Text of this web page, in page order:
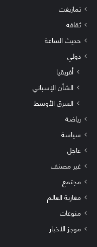
تمازيغت
ثقافة
حديث الساعة
دولي
أفريقيا
الشأن الإسباني
الشرق الأوسط
رياضة
سياسة
عاجل
غير مصنف
مجتمع
مغاربة العالم
منوعات
موجز الأخبار